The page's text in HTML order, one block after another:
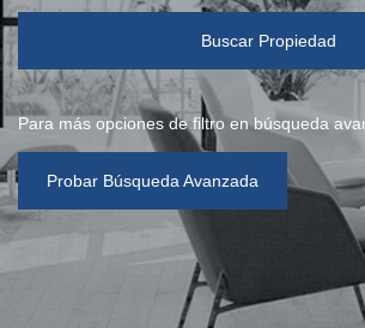
Buscar Propiedad
Para más opciones de filtro en búsqueda
Probar Búsqueda Avanzada